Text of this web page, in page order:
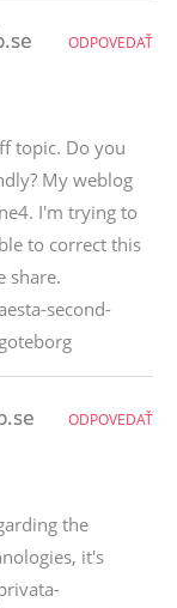
topic. Do you
My weblog
I'm trying to
to correct this
share.
second-
ODPOVEDAŤ
the
it's
ODPOVEDAŤ